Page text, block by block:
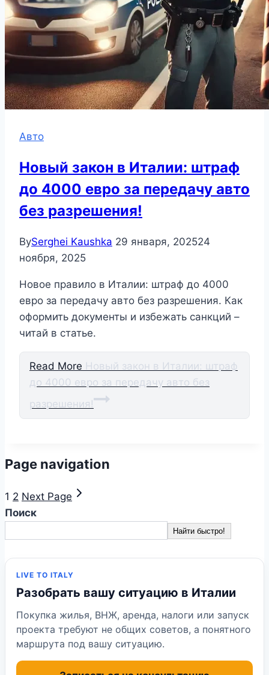
Авто
Новый закон в Италии: штраф
до 4000 евро за передачу авто
без разрешения!
BySerghei Kaushka 29 января, 202524
ноября, 2025
Новое правило в Италии: штраф до 4000
евро за передачу авто без разрешения. Как
оформить документы и избежать санкций –
читай в статье.
Read More Новый закон в Италии: штраф
до 4000 евро за передачу авто без
разрешения!
Page navigation
1 2 Next Page
Поиск
Найти быстро!
LIVE TO ITALY
Разобрать вашу ситуацию в Италии
Покупка жилья, ВНЖ, аренда, налоги или запуск
проекта требуют не общих советов, а понятного
маршрута под вашу ситуацию.